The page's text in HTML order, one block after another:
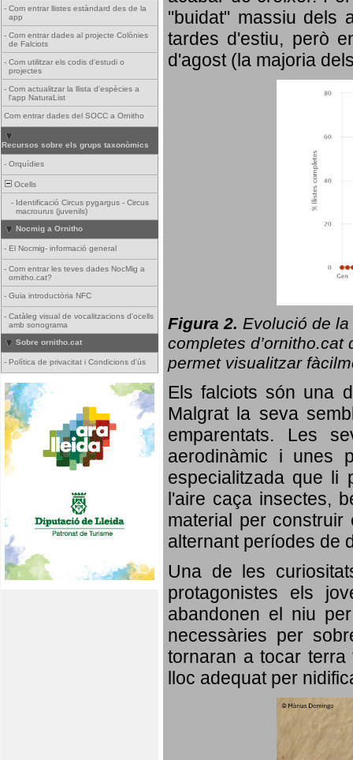
- Com entrar llistes estàndard des de la
app
- Com entrar dades al projecte Colònies
de Falciots
- Com utilitzar els codis d'estudi o
projectes
- Com actualitzar la llista d'espècies a
l'app NaturaList
Com entrar dades del SOCC a Ornitho
Recursos sobre els grups taxonòmics
- Orquídies
Ocells
- Identificació Circus pygargus - Circus
macrourus (juvenils)
Nocmig a Ornitho
- El Nocmig- informació general
- Com entrar les teves dades NocMig a
ornitho.cat?
- Guia introductòria NFC
- Catàleg visual de vocalitzacions d'ocells
amb sonograma
Sobre ornitho.cat
- Política de privacitat i Condicions d'ús
"buidat" massiu dels
tardes d'estiu, però
d'agost (la majoria
Figura 2. Evolució de la
completes d’ornitho.cat
permet visualitzar
Els falciots són una
Malgrat la seva
emparentats. Les
aerodinàmic i unes
especialitzada que li
l'aire caça insectes,
material per
alternant períodes de
Una de les
protagonistes els
abandonen el niu
necessàries per
tornaran a tocar
lloc adequat per